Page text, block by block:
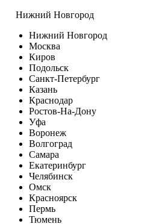
Нижний Новгород
Нижний Новгород
Москва
Киров
Подольск
Санкт-Петербург
Казань
Краснодар
Ростов-На-Дону
Уфа
Воронеж
Волгоград
Самара
Екатеринбург
Челябинск
Омск
Красноярск
Пермь
Тюмень